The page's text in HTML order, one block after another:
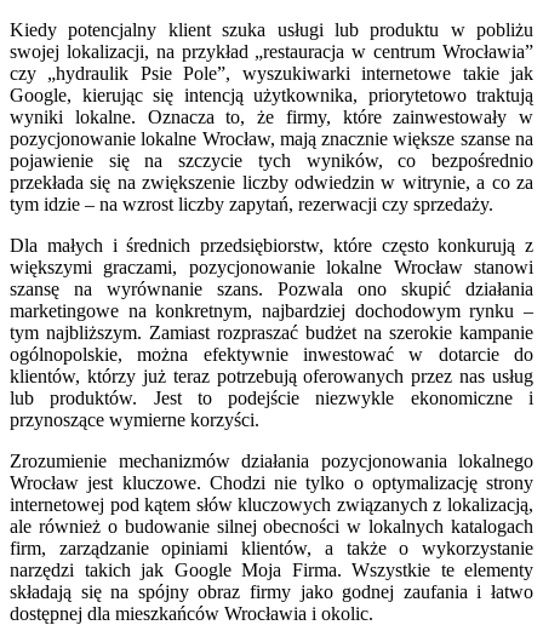
Kiedy potencjalny klient szuka usługi lub produktu w pobliżu
swojej lokalizacji, na przykład „restauracja w centrum Wrocławia”
czy „hydraulik Psie Pole”, wyszukiwarki internetowe takie jak
Google, kierując się intencją użytkownika, priorytetowo traktują
wyniki lokalne. Oznacza to, że firmy, które zainwestowały w
pozycjonowanie lokalne Wrocław, mają znacznie większe szanse na
pojawienie się na szczycie tych wyników, co bezpośrednio
przekłada się na zwiększenie liczby odwiedzin w witrynie, a co za
tym idzie – na wzrost liczby zapytań, rezerwacji czy sprzedaży.
Dla małych i średnich przedsiębiorstw, które często konkurują z
większymi graczami, pozycjonowanie lokalne Wrocław stanowi
szansę na wyrównanie szans. Pozwala ono skupić działania
marketingowe na konkretnym, najbardziej dochodowym rynku –
tym najbliższym. Zamiast rozpraszać budżet na szerokie kampanie
ogólnopolskie, można efektywnie inwestować w dotarcie do
klientów, którzy już teraz potrzebują oferowanych przez nas usług
lub produktów. Jest to podejście niezwykle ekonomiczne i
przynoszące wymierne korzyści.
Zrozumienie mechanizmów działania pozycjonowania lokalnego
Wrocław jest kluczowe. Chodzi nie tylko o optymalizację strony
internetowej pod kątem słów kluczowych związanych z lokalizacją,
ale również o budowanie silnej obecności w lokalnych katalogach
firm, zarządzanie opiniami klientów, a także o wykorzystanie
narzędzi takich jak Google Moja Firma. Wszystkie te elementy
składają się na spójny obraz firmy jako godnej zaufania i łatwo
dostępnej dla mieszkańców Wrocławia i okolic.